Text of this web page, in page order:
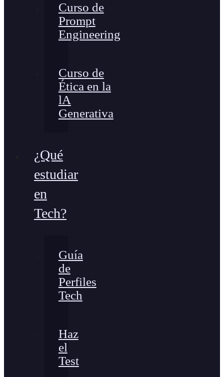
Curso de
Prompt
Engineering
Curso de
Ética en la
lA
Generativa
¿Qué
estudiar
en
Tech?
Guía
de
Perfiles
Tech
Haz
el
Test